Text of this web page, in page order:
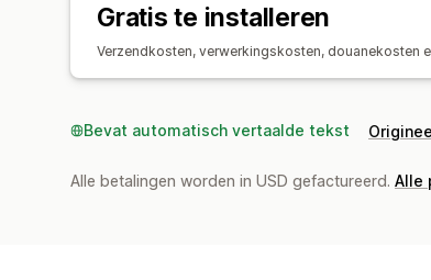
Gratis te installeren
Verzendkosten, verwerkingskosten, douanekosten
Bevat automatisch vertaalde tekst
Alle betalingen worden in USD gefactureerd. Alle